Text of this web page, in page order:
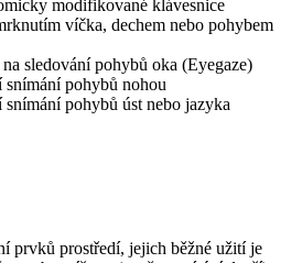
modifikované klávesnice
víčka, dechem nebo pohybem
sledování pohybů oka (Eyegaze)
pohybů nohou
pohybů úst nebo jazyka
prvků prostředí, jejich běžné užití je